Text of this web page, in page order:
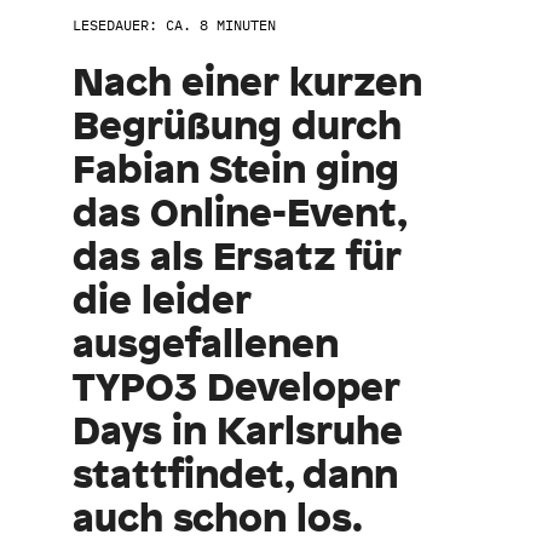
LESEDAUER: CA. 8 MINUTEN
Nach einer kurzen
Begrüßung durch
Fabian Stein ging
das Online-Event,
das als Ersatz für
die leider
ausgefallenen
TYPO3 Developer
Days in Karlsruhe
stattfindet, dann
auch schon los.